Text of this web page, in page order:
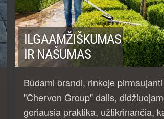
ILGAAMŽIŠKUMAS
IR NAŠUMAS
Būdami brandi, rinkoje
"Chervon Group" dalis,
geriausia praktika, užtikrinančia,